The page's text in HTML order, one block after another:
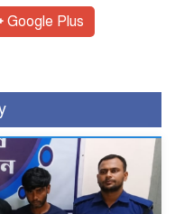
Google Plus